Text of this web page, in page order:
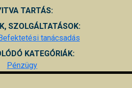
TARTÁS:
SZOLGÁLTATÁSOK:
tanácsadás
KATEGÓRIÁK:
Pénzügy